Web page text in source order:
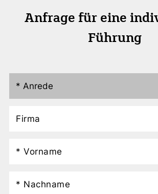
Anfrage für eine
Führung